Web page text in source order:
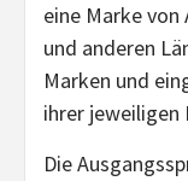
eine Marke von
und anderen
Marken und
ihrer jeweiligen
Die